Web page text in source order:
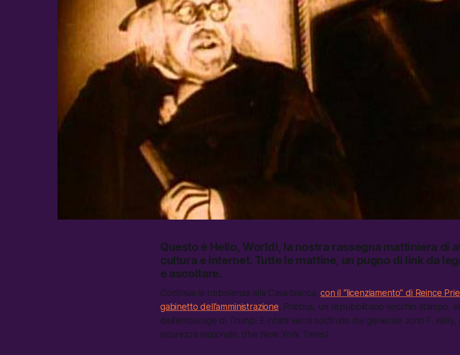
Questo è Hello, World!, la nostra rassegna mattiniera di
cultura e internet. Tutte le mattine, un pugno di link da
e ascoltare.
Continua la turbolenza alla Casa bianca,con il “licenziamento” di Reince
gabinetto dell’amministrazione. Priebus, un repubblicano vecchio stampo,
dell’entourage di Trump. E infatti verrà sostituito dal generale John F.
sicurezza nazionale. (the New York Times)